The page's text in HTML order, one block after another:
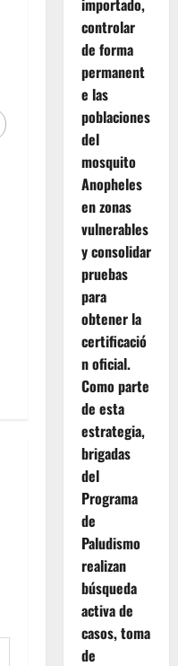
importado,
controlar
de forma
permanent
e las
poblaciones
del
mosquito
Anopheles
en zonas
vulnerables
y consolidar
pruebas
para
obtener la
certificació
n oficial.
Como parte
de esta
estrategia,
brigadas
del
Programa
de
Paludismo
realizan
búsqueda
activa de
casos, toma
de